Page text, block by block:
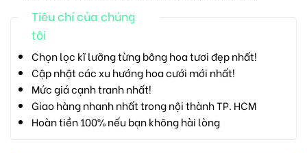
Tiêu chí của chúng
tôi
Chọn lọc kĩ lưỡng từng bông hoa tươi đẹp nhất!
Cập nhật các xu hướng hoa cưới mới nhất!
Mức giá cạnh tranh nhất!
Giao hàng nhanh nhất trong nội thành TP. HCM
Hoàn tiền 100% nếu bạn không hài lòng